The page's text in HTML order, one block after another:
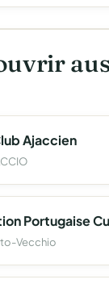
Ajaccien
Vecchio